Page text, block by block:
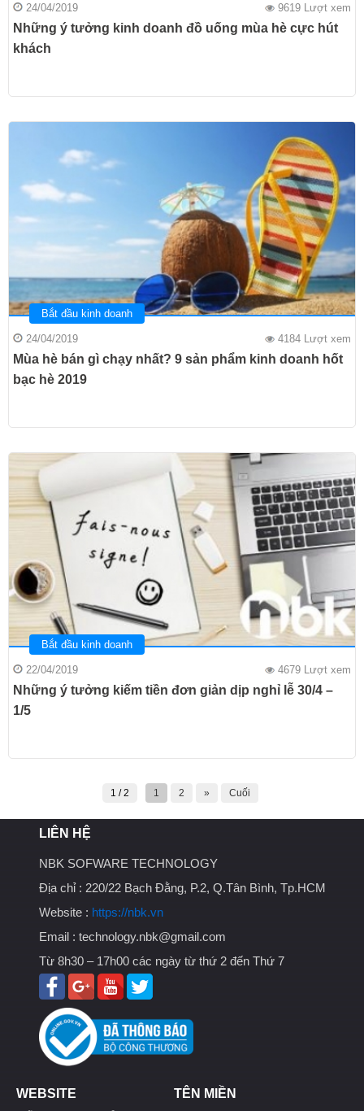
24/04/2019 9619 Lượt xem
Những ý tưởng kinh doanh đồ uống mùa hè cực hút
khách
Bắt đầu kinh doanh
24/04/2019 4184 Lượt xem
Mùa hè bán gì chạy nhất? 9 sản phẩm kinh doanh hốt
bạc hè 2019
Bắt đầu kinh doanh
22/04/2019 4679 Lượt xem
Những ý tưởng kiếm tiền đơn giản dịp nghỉ lễ 30/4 –
1/5
1 / 2 1 2 » Cuối
LIÊN HỆ
NBK SOFWARE TECHNOLOGY
Địa chỉ : 220/22 Bạch Đằng, P.2, Q.Tân Bình, Tp.HCM
Website : https://nbk.vn
Email : technology.nbk@gmail.com
Từ 8h30 – 17h00 các ngày từ thứ 2 đến Thứ 7
WEBSITE
TÊN MIỀN